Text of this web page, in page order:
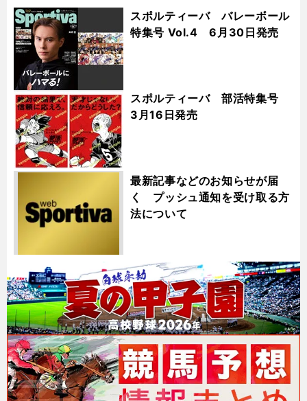
スポルティーバ バレーボール
特集号 Vol.4 6月30日発売
スポルティーバ 部活特集号
3月16日発売
最新記事などのお知らせが届
く プッシュ通知を受け取る方
法について